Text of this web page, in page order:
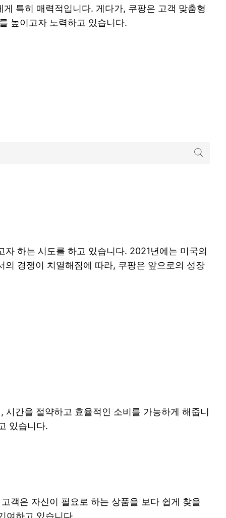
특히 매력적입니다. 게다가, 쿠팡은 고객 맞춤형
높이고자 노력하고 있습니다.
하는 시도를 하고 있습니다. 2021년에는 미국의
경쟁이 치열해짐에 따라, 쿠팡은 앞으로의 성장
시간을 절약하고 효율적인 소비를 가능하게 해줍니
있습니다.
객은 자신이 필요로 하는 상품을 보다 쉽게 찾을
여하고 있습니다.